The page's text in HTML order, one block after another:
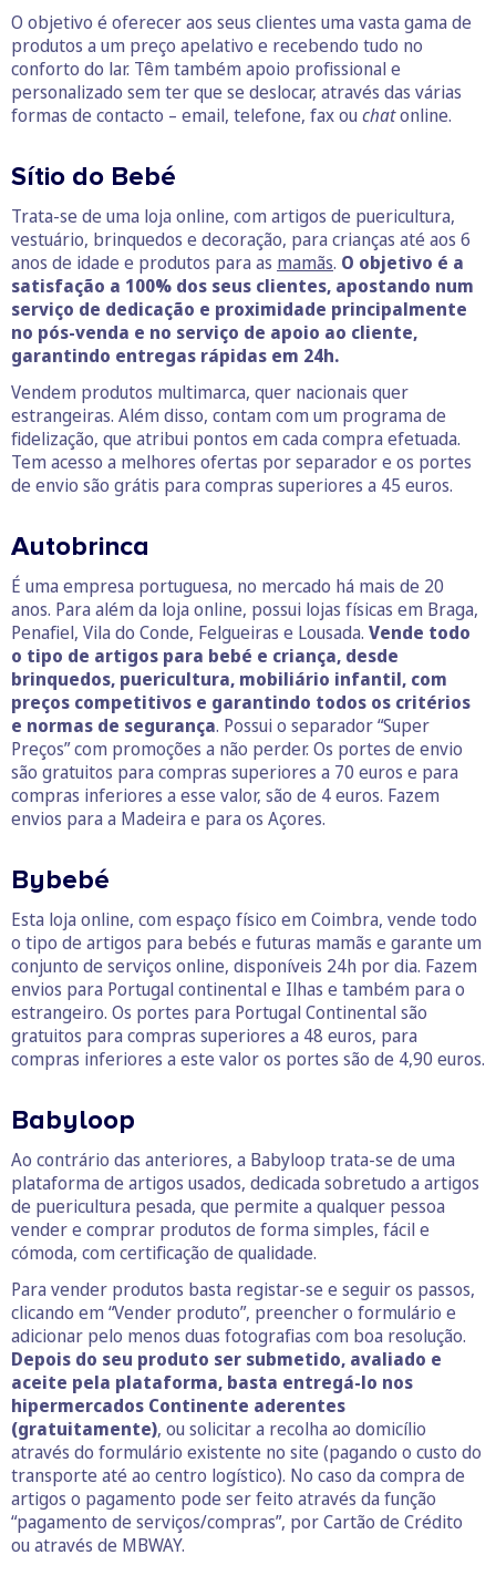
O objetivo é oferecer aos seus clientes uma vasta gama de
produtos a um preço apelativo e recebendo tudo no
conforto do lar. Têm também apoio profissional e
personalizado sem ter que se deslocar, através das várias
formas de contacto – email, telefone, fax ou chatonline.
Sítio do Bebé
Trata-se de uma loja online, com artigos de puericultura,
vestuário, brinquedos e decoração, para crianças até aos 6
anos de idade e produtos para as mamãs. O objetivo é a
satisfação a 100% dos seus clientes, apostando num
serviço de dedicação e proximidade principalmente
no pós-venda e no serviço de apoio ao cliente,
garantindo entregas rápidas em 24h.
Vendem produtos multimarca, quer nacionais quer
estrangeiras. Além disso, contam com um programa de
fidelização, que atribui pontos em cada compra efetuada.
Tem acesso a melhores ofertas por separador e os portes
de envio são grátis para compras superiores a 45 euros.
Autobrinca
É uma empresa portuguesa, no mercado há mais de 20
anos. Para além da loja online, possui lojas físicas em Braga,
Penafiel, Vila do Conde, Felgueiras e Lousada. Vende todo
o tipo de artigos para bebé e criança, desde
brinquedos, puericultura, mobiliário infantil, com
preços competitivos e garantindo todos os critérios
e normas de segurança. Possui o separador “Super
Preços” com promoções a não perder. Os portes de envio
são gratuitos para compras superiores a 70 euros e para
compras inferiores a esse valor, são de 4 euros. Fazem
envios para a Madeira e para os Açores.
Bybebé
Esta loja online, com espaço físico em Coimbra, vende todo
o tipo de artigos para bebés e futuras mamãs e garante um
conjunto de serviços online, disponíveis 24h por dia. Fazem
envios para Portugal continental e Ilhas e também para o
estrangeiro. Os portes para Portugal Continental são
gratuitos para compras superiores a 48 euros, para
compras inferiores a este valor os portes são de 4,90 euros.
Babyloop
Ao contrário das anteriores, a Babyloop trata-se de uma
plataforma de artigos usados, dedicada sobretudo a artigos
de puericultura pesada, que permite a qualquer pessoa
vender e comprar produtos de forma simples, fácil e
cómoda, com certificação de qualidade.
Para vender produtos basta registar-se e seguir os passos,
clicando em “Vender produto”, preencher o formulário e
adicionar pelo menos duas fotografias com boa resolução.
Depois do seu produto ser submetido, avaliado e
aceite pela plataforma, basta entregá-lo nos
hipermercados Continente aderentes
(gratuitamente), ou solicitar a recolha ao domicílio
através do formulário existente no site (pagando o custo do
transporte até ao centro logístico). No caso da compra de
artigos o pagamento pode ser feito através da função
“pagamento de serviços/compras”, por Cartão de Crédito
ou através de MBWAY.